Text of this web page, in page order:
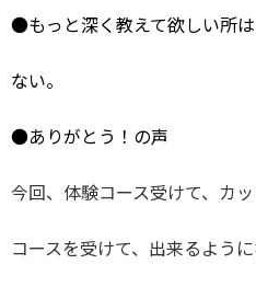
●もっと深く教えて欲しい所は
ない。
●ありがとう！の声
今回、体験コース受けて、カ
コースを受けて、出来るように